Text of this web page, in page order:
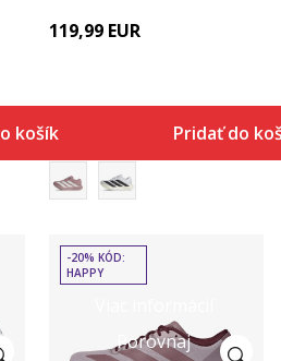
košíka
119,99 EUR
Pridať do
Porovnaj
-20% KÓD:
HAPPY